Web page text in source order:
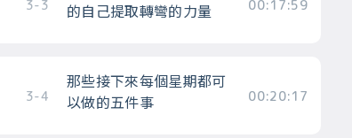
3-3
的自己提取轉彎的力量
00:17:59
3-4
那些接下來每個星期都可
以做的五件事
00:20:17